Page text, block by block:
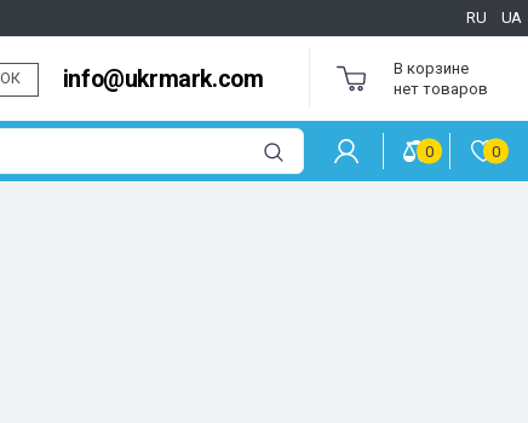
RU UA
info@ukrmark.com
В корзине
нет товаров
0 0